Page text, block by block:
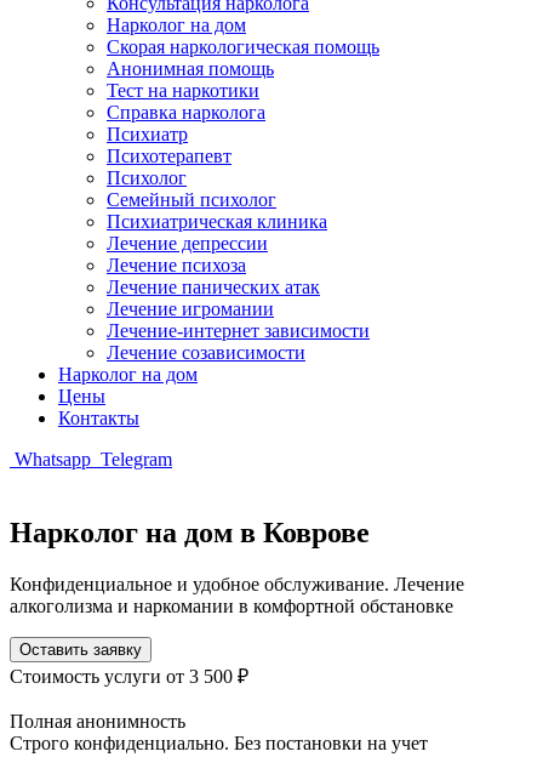
Нарколог на дом
Скорая наркологическая помощь
Анонимная помощь
Тест на наркотики
Справка нарколога
Психиатр
Психотерапевт
Психолог
Семейный психолог
Психиатрическая клиника
Лечение депрессии
Лечение психоза
Лечение панических атак
Лечение игромании
Лечение-интернет зависимости
Лечение созависимости
Нарколог на дом
Цены
Контакты
Whatsapp Telegram
Нарколог на дом в Коврове
Конфиденциальное и удобное обслуживание. Лечение
алкоголизма и наркомании в комфортной обстановке
Оставить заявку
Стоимость услуги от 3 500 ₽
Полная анонимность
Строго конфиденциально. Без постановки на учет